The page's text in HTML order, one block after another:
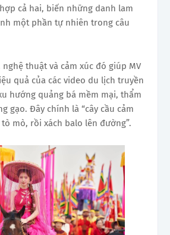
cả hai, biến những danh lam
một phần tự nhiên trong câu
thuật và cảm xúc đó giúp MV
quả của các video du lịch truyền
hướng quảng bá mềm mại, thẩm
gạo. Đây chính là “cây cầu cảm
mò, rồi xách balo lên đường”.